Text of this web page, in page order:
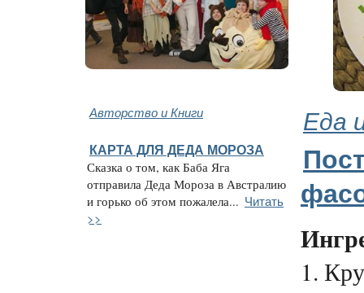
Авторство и Книги Еда
КАРТА ДЛЯ ДЕДА МОРОЗА
Сказка о том, как Баба Яга
отправила Деда Мороза в Австралию
и горько об этом пожалела... Читать
>>
1.